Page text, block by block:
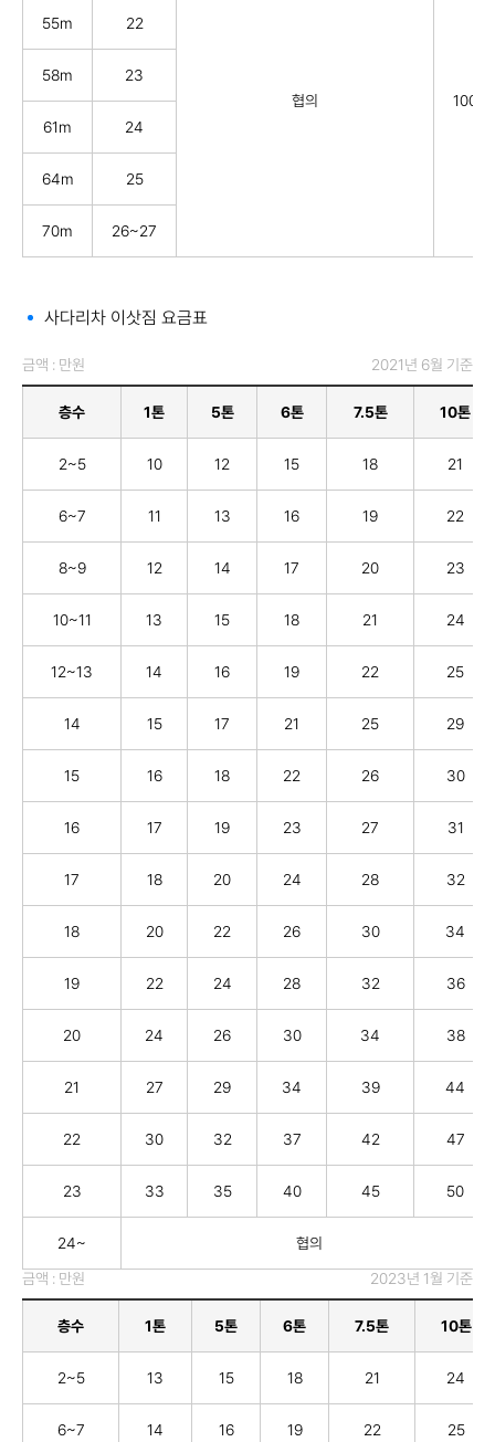
협의 100
55m 22
58m 23
61m 24
64m 25
70m 26~27
사다리차 이삿짐 요금표
금액 : 만원 2021년 6월 기준
층수 1톤 5톤 6톤 7.5톤 10톤
2~5 10 12 15 18 21
6~7 11 13 16 19 22
8~9 12 14 17 20 23
10~11 13 15 18 21 24
12~13 14 16 19 22 25
14 15 17 21 25 29
15 16 18 22 26 30
16 17 19 23 27 31
17 18 20 24 28 32
18 20 22 26 30 34
19 22 24 28 32 36
20 24 26 30 34 38
21 27 29 34 39 44
22 30 32 37 42 47
23 33 35 40 45 50
24~
협의
금액 : 만원
2023년 1월 기준
층수 1톤 5톤 6톤 7.5톤 10톤
2~5 13 15 18 21 24
6~7 14 16 19 22 25